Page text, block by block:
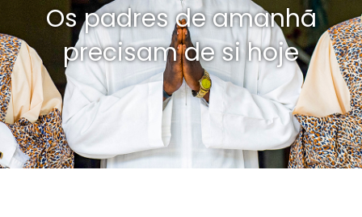
Os padres de amanhã
precisam de si hoje